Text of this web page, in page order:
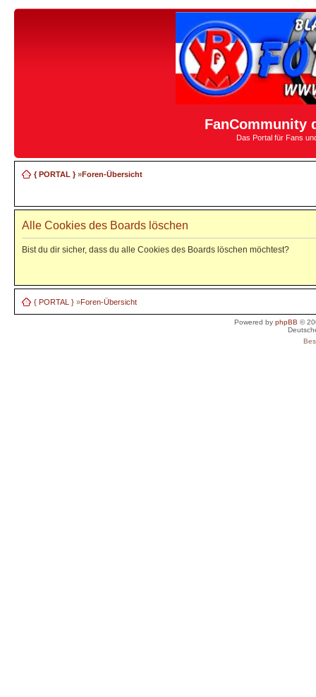
FanCommunity
Das Portal für Fans
{ PORTAL }»Foren-Übersicht
Alle Cookies des Boards löschen
Bist du dir sicher, dass du alle Cookies des Boards löschen möchtest?
{ PORTAL } »Foren-Übersicht
Powered byphpBB ©